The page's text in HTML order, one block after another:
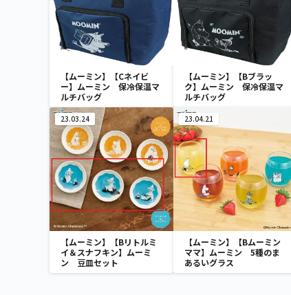
【ムーミン】【Cネイビ
ー】ムーミン 保冷保温マ
ルチバッグ
【ムーミン】【Bブラッ
ク】ムーミン 保冷保温マ
ルチバッグ
23.03.24
【ムーミン】【Bリトルミ
イ＆スナフキン】ムーミ
ン 豆皿セット
23.04.21
【ムーミン】【Bムーミン
ママ】ムーミン 5種のま
あるいグラス